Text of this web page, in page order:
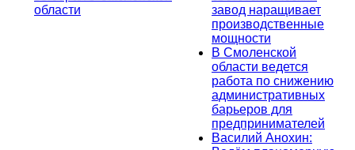
области
завод наращивает
производственные
мощности
В Смоленской
области ведется
работа по снижению
административных
барьеров для
предпринимателей
Василий Анохин: